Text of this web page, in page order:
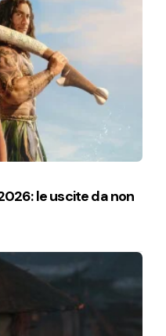
le uscite da non